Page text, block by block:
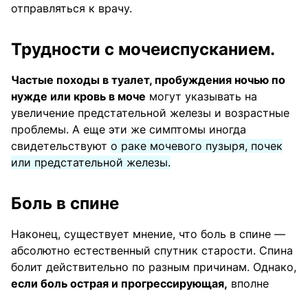
отправляться к врачу.
Трудности с мочеиспусканием.
Частые походы в туалет, пробуждения ночью по
нужде или кровь в моче могут указывать на
увеличение предстательной железы и возрастные
проблемы. А еще эти же симптомы иногда
свидетельствуют о раке мочевого пузыря, почек
или предстательной железы.
Боль в спине
Наконец, существует мнение, что боль в спине —
абсолютно естественный спутник старости. Спина
болит действительно по разным причинам. Однако,
если боль острая и прогрессирующая, вполне